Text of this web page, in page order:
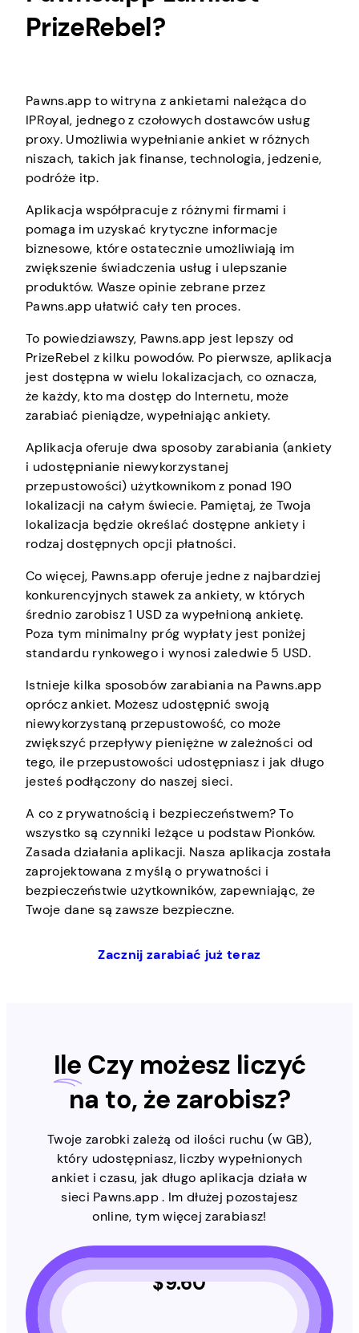
PrizeRebel?
Pawns.app to witryna z ankietami należąca do
IPRoyal, jednego z czołowych dostawców usług
proxy. Umożliwia wypełnianie ankiet w różnych
niszach, takich jak finanse, technologia, jedzenie,
podróże itp.
Aplikacja współpracuje z różnymi firmami i
pomaga im uzyskać krytyczne informacje
biznesowe, które ostatecznie umożliwiają im
zwiększenie świadczenia usług i ulepszanie
produktów. Wasze opinie zebrane przez
Pawns.app ułatwić cały ten proces.
To powiedziawszy, Pawns.app jest lepszy od
PrizeRebel z kilku powodów. Po pierwsze, aplikacja
jest dostępna w wielu lokalizacjach, co oznacza,
że każdy, kto ma dostęp do Internetu, może
zarabiać pieniądze, wypełniając ankiety.
Aplikacja oferuje dwa sposoby zarabiania (ankiety
i udostępnianie niewykorzystanej
przepustowości) użytkownikom z ponad 190
lokalizacji na całym świecie. Pamiętaj, że Twoja
lokalizacja będzie określać dostępne ankiety i
rodzaj dostępnych opcji płatności.
Co więcej, Pawns.app oferuje jedne z najbardziej
konkurencyjnych stawek za ankiety, w których
średnio zarobisz 1 USD za wypełnioną ankietę.
Poza tym minimalny próg wypłaty jest poniżej
standardu rynkowego i wynosi zaledwie 5 USD.
Istnieje kilka sposobów zarabiania na Pawns.app
oprócz ankiet. Możesz udostępnić swoją
niewykorzystaną przepustowość, co może
zwiększyć przepływy pieniężne w zależności od
tego, ile przepustowości udostępniasz i jak długo
jesteś podłączony do naszej sieci.
A co z prywatnością i bezpieczeństwem? To
wszystko są czynniki leżące u podstaw Pionków.
Zasada działania aplikacji. Nasza aplikacja została
zaprojektowana z myślą o prywatności i
bezpieczeństwie użytkowników, zapewniając, że
Twoje dane są zawsze bezpieczne.
Zacznij zarabiać już teraz
Ile Czy możesz liczyć
na to, że zarobisz?
Twoje zarobki zależą od ilości ruchu (w GB),
który udostępniasz, liczby wypełnionych
ankiet i czasu, jak długo aplikacja działa w
sieci Pawns.app . Im dłużej pozostajesz
online, tym więcej zarabiasz!
$9.60